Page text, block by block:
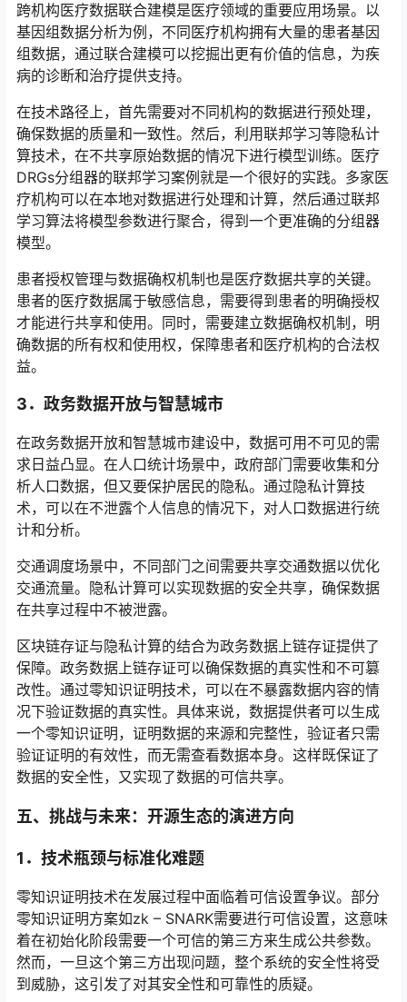
跨机构医疗数据联合建模是医疗领域的重要应用场景。以
基因组数据分析为例，不同医疗机构拥有大量的患者基因
组数据，通过联合建模可以挖掘出更有价值的信息，为疾
病的诊断和治疗提供支持。
在技术路径上，首先需要对不同机构的数据进行预处理，
确保数据的质量和一致性。然后，利用联邦学习等隐私计
算技术，在不共享原始数据的情况下进行模型训练。医疗
DRGs分组器的联邦学习案例就是一个很好的实践。多家医
疗机构可以在本地对数据进行处理和计算，然后通过联邦
学习算法将模型参数进行聚合，得到一个更准确的分组器
模型。
患者授权管理与数据确权机制也是医疗数据共享的关键。
患者的医疗数据属于敏感信息，需要得到患者的明确授权
才能进行共享和使用。同时，需要建立数据确权机制，明
确数据的所有权和使用权，保障患者和医疗机构的合法权
益。
3． 政务数据开放与智慧城市
在政务数据开放和智慧城市建设中，数据可用不可见的需
求日益凸显。在人口统计场景中，政府部门需要收集和分
析人口数据，但又要保护居民的隐私。通过隐私计算技
术，可以在不泄露个人信息的情况下，对人口数据进行统
计和分析。
交通调度场景中，不同部门之间需要共享交通数据以优化
交通流量。隐私计算可以实现数据的安全共享，确保数据
在共享过程中不被泄露。
区块链存证与隐私计算的结合为政务数据上链存证提供了
保障。政务数据上链存证可以确保数据的真实性和不可篡
改性。通过零知识证明技术，可以在不暴露数据内容的情
况下验证数据的真实性。具体来说，数据提供者可以生成
一个零知识证明，证明数据的来源和完整性，验证者只需
验证证明的有效性，而无需查看数据本身。这样既保证了
数据的安全性，又实现了数据的可信共享。
五、 挑战与未来：开源生态的演进方向
1． 技术瓶颈与标准化难题
零知识证明技术在发展过程中面临着可信设置争议。部分
零知识证明方案如zk – SNARK需要进行可信设置，这意味
着在初始化阶段需要一个可信的第三方来生成公共参数。
然而，一旦这个第三方出现问题，整个系统的安全性将受
到威胁，这引发了对其安全性和可靠性的质疑。